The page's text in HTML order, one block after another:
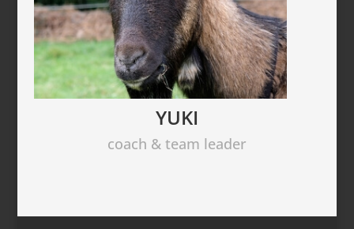
YUKI
coach & team leader